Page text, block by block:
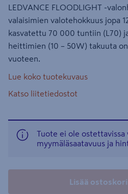
LEDVANCE FLOODLIGHT -
valaisimien valotehokkuus jopa
kasvatettu 70 000 tuntiin (L70)
heittimien (10 – 50W) takuuta
vuoteen.
Lue koko tuotekuvaus
Katso liitetiedostot
Tuote ei ole ostettavissa
myymäläsaatavuus ja
Lisää